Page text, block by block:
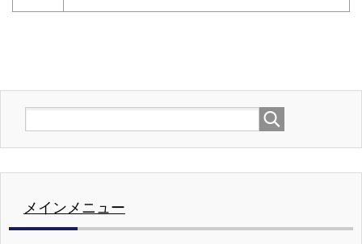
メインメニュー